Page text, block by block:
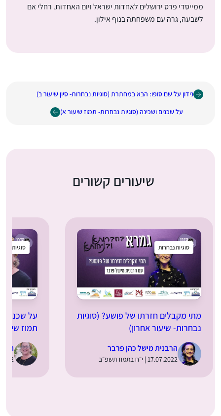
ממייסדי פרס ירושלים לאחדות ישראל ויום האחדות. רחלי אם
לשבעה, גרה עם משפחתה בנוף אילון.
נידון על שם סופו: הבא במחתרת (סוגיות נבחרות- סיון שיעור ב)
על שכנים ושכינה (סוגיות נבחרות- תמוז שיעור א)
שיעורים קשורים
סוגיות נבחרות
מתי מקבלים חזרתו של פושע? (סוגיות
נבחרות- שיעור אחרון)
הרבנית מישל כהן פרבר
17.07.2022 | י״ח בתמוז תשפ״ב
סוגיות
על שכנים
תמוז
30.06.2022